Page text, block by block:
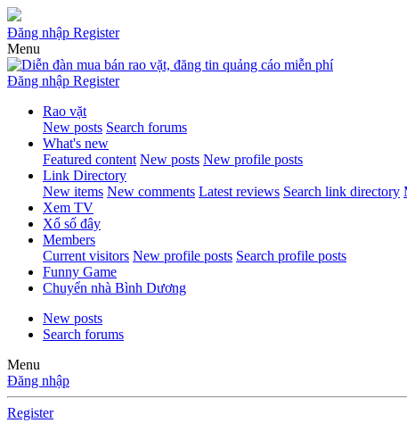
Đăng nhập Register
Menu
Đăng nhập Register
Rao vặt
New posts Search forums
What's new
Featured content New posts New profile posts
Link Directory
New items New comments Latest reviews Search link directory
Xem TV
Xổ số đây
Members
Current visitors New profile posts Search profile posts
Funny Game
Chuyển nhà Bình Dương
New posts
Search forums
Menu
Đăng nhập
Register